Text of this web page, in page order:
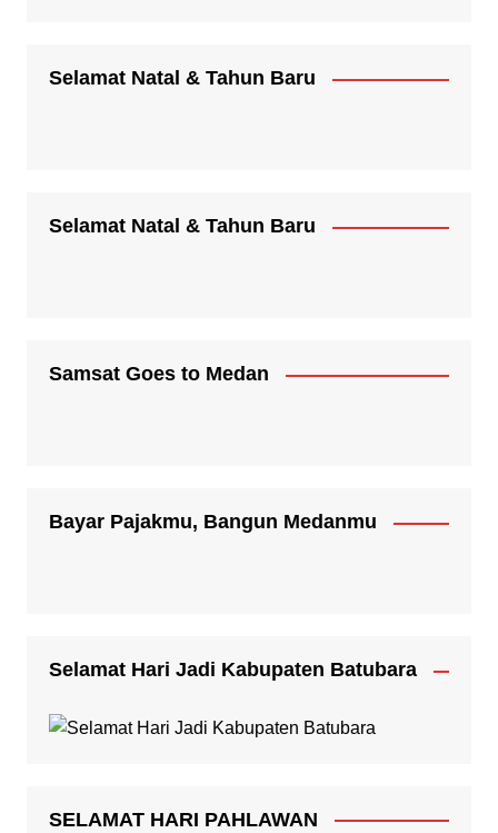
Selamat Natal & Tahun Baru
Selamat Natal & Tahun Baru
Samsat Goes to Medan
Bayar Pajakmu, Bangun Medanmu
Selamat Hari Jadi Kabupaten Batubara
SELAMAT HARI PAHLAWAN